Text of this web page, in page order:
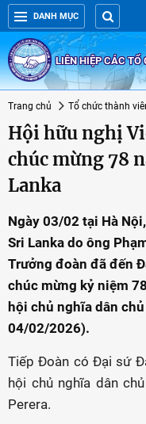
DANH MỤC
LIÊN HIỆP CÁC
Trang chủ Tổ chức thành
Hội hữu nghị
chúc mừng 78
Lanka
Ngày 03/02 tại Hà
Sri Lanka do ông
Trưởng đoàn đã đến
chúc mừng kỷ niệm
hội chủ nghĩa dân
04/02/2026).
Tiếp Đoàn có Đại sứ
hội chủ nghĩa dân
Perera.